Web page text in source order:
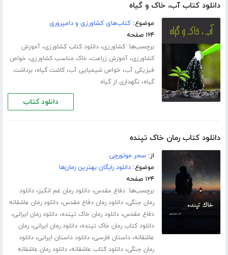
دانلود کتاب آب، خاک و گیاه
موضوع:کتاب‌های کشاورزی و دامپروری
۱۶۴ صفحه
برچسب‌ها:کشاورزی،دانلود کتاب کشاورزی،آموزش
کشاورزی،آموزش زراعت، خاک مناسب کشاورزی، خواص
فیزیکی آب، خواص شیمیایی آب،کاشت گیاه،برداشت
گیاه،نگهداری از گیاه
دانلود کتاب
دانلود کتاب رمان خاک تپنده
از:سحر موتورچی
موضوع:دانلود رایگان بهترین رمان‌ها
۱۲۴ صفحه
برچسب‌ها:دفاع مقدس،دانلود رمان غم انگیز،دانلود
رمان جنگی،دانلود رمان دفاع مقدس،دانلود رمان عاشقانه
دفاع مقدس،دانلود رمان خاک تپنده،دانلود رمان ایرانی،
دانلود کتاب رمان خاک تپنده،دانلود رمان ایرانی،رمان
عاشقانه،داستان فارسی،دانلود داستان ایرانی،دانلود
رمان جنگی،دانلود کتاب عاشقانه،دانلود رمان عاشقانه